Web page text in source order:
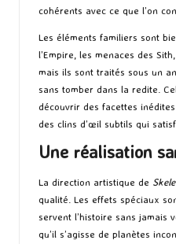
cohérents avec ce que l’on
Les éléments familiers sont
l’Empire, les menaces des
mais ils sont traités sous un
sans tomber dans la redite.
découvrir des facettes
des clins d’œil subtils qui
Une réalisation
La direction artistique de
qualité. Les effets spéciaux
servent l’histoire sans jamais
qu’il s’agisse de planètes